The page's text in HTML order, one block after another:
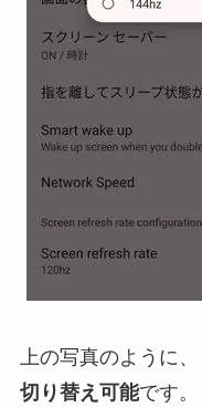
上の写真のように、
切り替え可能です。